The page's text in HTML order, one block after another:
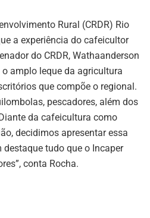
Rural (CRDR) Rio
a experiência do cafeicultor
do CRDR, Wathaanderson
amplo leque da agricultura
que compõe o regional.
pescadores, além dos
da cafeicultura como
decidimos apresentar essa
tudo que o Incaper
conta Rocha.